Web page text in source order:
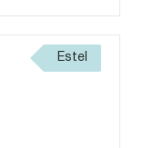
Estel